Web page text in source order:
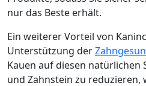
nur das Beste erhält.
Ein weiterer Vorteil von
Unterstützung der
Kauen auf diesen natürlichen
und Zahnstein zu reduzieren,